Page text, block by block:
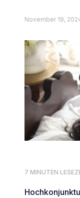
November 19,
7 MINUTEN